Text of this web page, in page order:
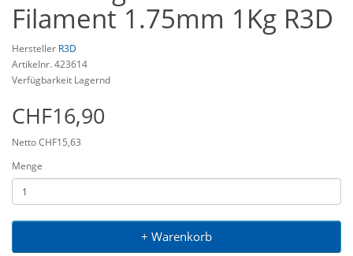
Filament 1.75mm 1Kg R3D
Hersteller R3D
Artikelnr. 423614
Verfügbarkeit Lagernd
CHF16,90
Netto CHF15,63
Menge
+ Warenkorb